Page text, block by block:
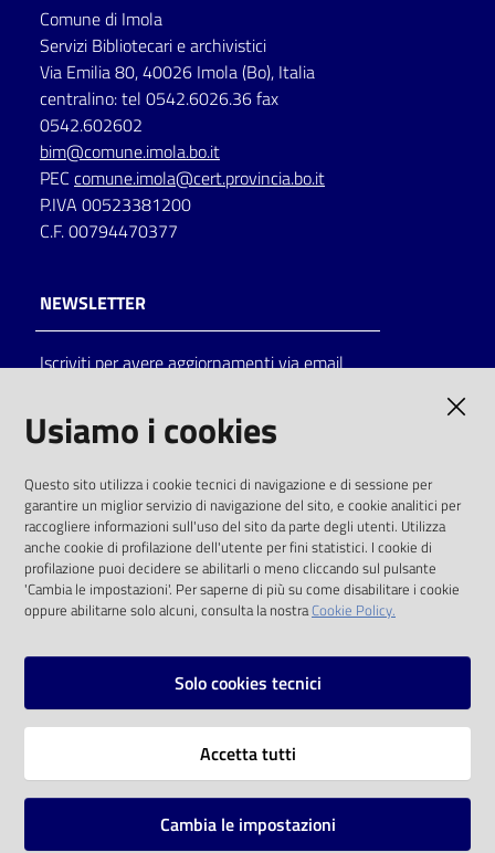
Seguici
su
on line
Eventi
Chiedi al
bibliotecario
Avvisi
Comune di Imola
Servizi Bibliotecari e archivistici
Via Emilia 80, 40026 Imola (Bo), Italia
centralino: tel 0542.6026.36 fax
0542.602602
bim@comune.imola.bo.it
PEC comune.imola@cert.provincia.bo.it
P.IVA 00523381200
C.F. 00794470377
NEWSLETTER
Iscriviti per avere aggiornamenti via email
solo alle condizioni previste dalla direttiva
comunitaria 2003/98/CE e dal d.lgs. 36/2006
SOCIAL
Instagram
Vai alla pagina
Usiamo i cookies
Questo sito utilizza i cookie tecnici di navigazione e di sessione per
garantire un miglior servizio di navigazione del sito, e cookie analitici per
raccogliere informazioni sull'uso del sito da parte degli utenti. Utilizza
anche cookie di profilazione dell'utente per fini statistici. I cookie di
profilazione puoi decidere se abilitarli o meno cliccando sul pulsante
'Cambia le impostazioni'. Per saperne di più su come disabilitare i cookie
oppure abilitarne solo alcuni, consulta la nostraCookie Policy.
Solo cookies tecnici
Accetta tutti
Cambia le impostazioni